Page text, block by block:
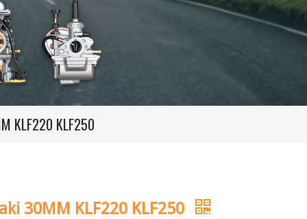
KLF220 KLF250
30MM KLF220 KLF250